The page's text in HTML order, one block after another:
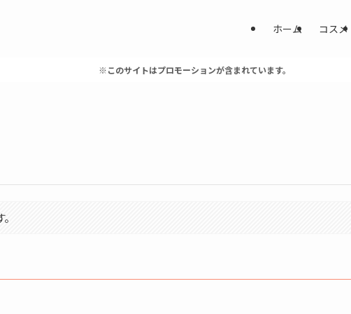
ホーム コスメ
※このサイトはプロモーションが含まれています。